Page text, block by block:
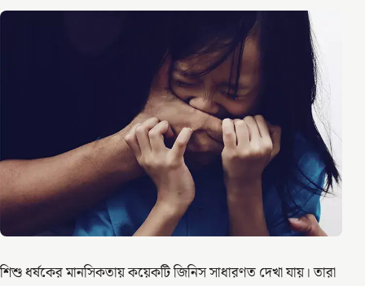
শিশু ধর্ষকের মানসিকতায় কয়েকটি জিনিস সাধারণত দেখা যায়। তারা